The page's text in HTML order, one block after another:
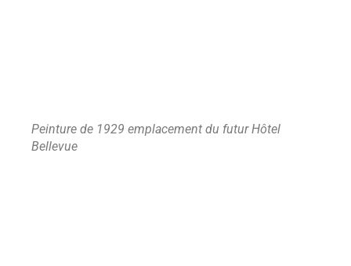
Peinture de 1929 emplacement du futur Hôtel
Bellevue